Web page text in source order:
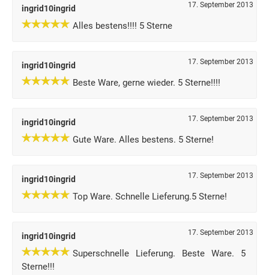
ingrid10ingrid 17. September 2013
Alles bestens!!!! 5 Sterne
ingrid10ingrid 17. September 2013
Beste Ware, gerne wieder. 5 Sterne!!!!
ingrid10ingrid 17. September 2013
Gute Ware. Alles bestens. 5 Sterne!
ingrid10ingrid 17. September 2013
Top Ware. Schnelle Lieferung.5 Sterne!
ingrid10ingrid 17. September 2013
Superschnelle Lieferung. Beste Ware. 5
Sterne!!!